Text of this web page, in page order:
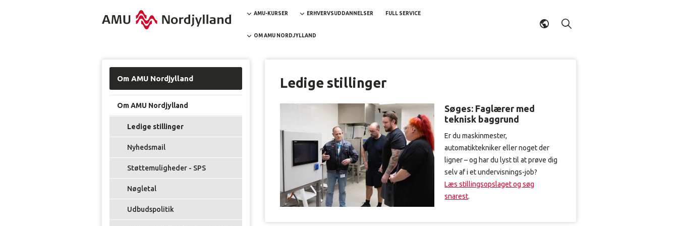
AMU-KURSER ERHVERVSUDDANNELSER FULL SERVICE
OM AMU NORDJYLLAND
Om AMU Nordjylland
Om AMU Nordjylland
Ledige stillinger
Nyhedsmail
Støttemuligheder - SPS
Nøgletal
Udbudspolitik
Ledige stillinger
Søges: Faglærer med
teknisk baggrund
Er du maskinmester,
automatiktekniker eller noget der
ligner – og har du lyst til at prøve dig
selv af i et undervisnings-job?
Læs stillingsopslaget og søg
snarest.